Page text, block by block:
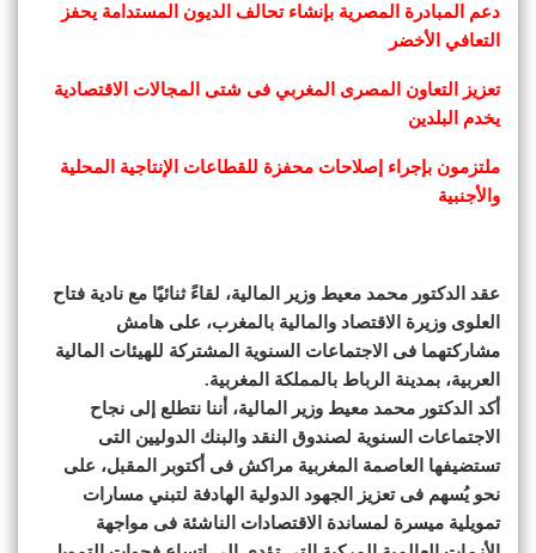
دعم المبادرة المصرية بإنشاء تحالف الديون المستدامة يحفز
التعافي الأخضر
تعزيز التعاون المصرى المغربي فى شتى المجالات الاقتصادية
يخدم البلدين
ملتزمون بإجراء إصلاحات محفزة للقطاعات الإنتاجية المحلية
والأجنبية
عقد الدكتور محمد معيط وزير المالية، لقاءً ثنائيًا مع نادية فتاح
العلوى وزيرة الاقتصاد والمالية بالمغرب، على هامش
مشاركتهما فى الاجتماعات السنوية المشتركة للهيئات المالية
العربية، بمدينة الرباط بالمملكة المغربية.
أكد الدكتور محمد معيط وزير المالية، أننا نتطلع إلى نجاح
الاجتماعات السنوية لصندوق النقد والبنك الدوليين التى
تستضيفها العاصمة المغربية مراكش فى أكتوبر المقبل، على
نحو يُسهم فى تعزيز الجهود الدولية الهادفة لتبني مسارات
تمويلية ميسرة لمساندة الاقتصادات الناشئة فى مواجهة